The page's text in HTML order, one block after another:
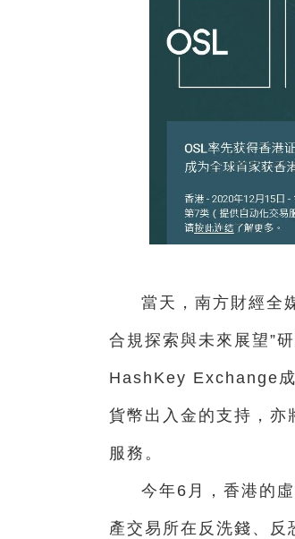
當天，南方財經全
合規探索與未來展望”
HashKey Exchange成
貨幣出入金的支持，亦
服務。
今年6月，香港的
產交易所在反洗錢、